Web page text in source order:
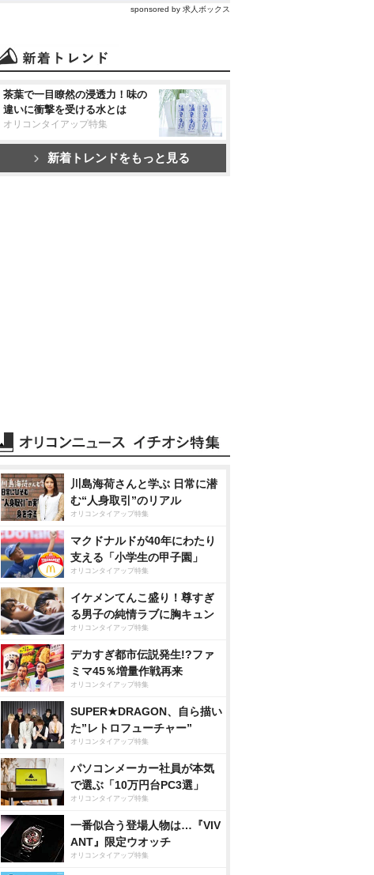
sponsored by 求人ボックス
茶葉で一目瞭然の浸透力！味の
違いに衝撃を受ける水とは
オリコンタイアップ特集
新着トレンドをもっと見る
川島海荷さんと学ぶ 日常に潜
む“人身取引”のリアル
オリコンタイアップ特集
マクドナルドが40年にわたり
支える「小学生の甲子園」
オリコンタイアップ特集
イケメンてんこ盛り！尊すぎ
る男子の純情ラブに胸キュン
オリコンタイアップ特集
デカすぎ都市伝説発生!?ファ
ミマ45％増量作戦再来
オリコンタイアップ特集
SUPER★DRAGON、自ら描い
た”レトロフューチャー”
オリコンタイアップ特集
パソコンメーカー社員が本気
で選ぶ「10万円台PC3選」
オリコンタイアップ特集
一番似合う登場人物は…『VIV
ANT』限定ウオッチ
オリコンタイアップ特集